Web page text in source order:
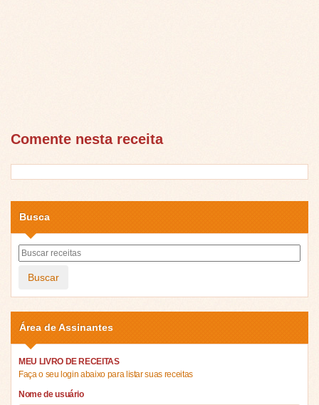
Comente nesta receita
Busca
Buscar
Área de Assinantes
MEU LIVRO DE RECEITAS
Faça o seu login abaixo para listar suas receitas
Nome de usuário